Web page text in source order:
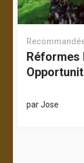
Réformes
parJose